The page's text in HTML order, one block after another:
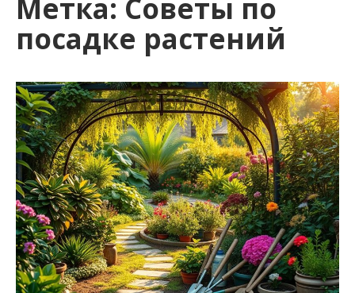
Метка: Советы по
посадке растений